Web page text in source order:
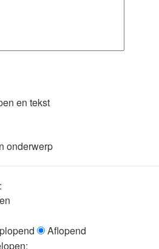
en tekst
onderwerp
Aflopend